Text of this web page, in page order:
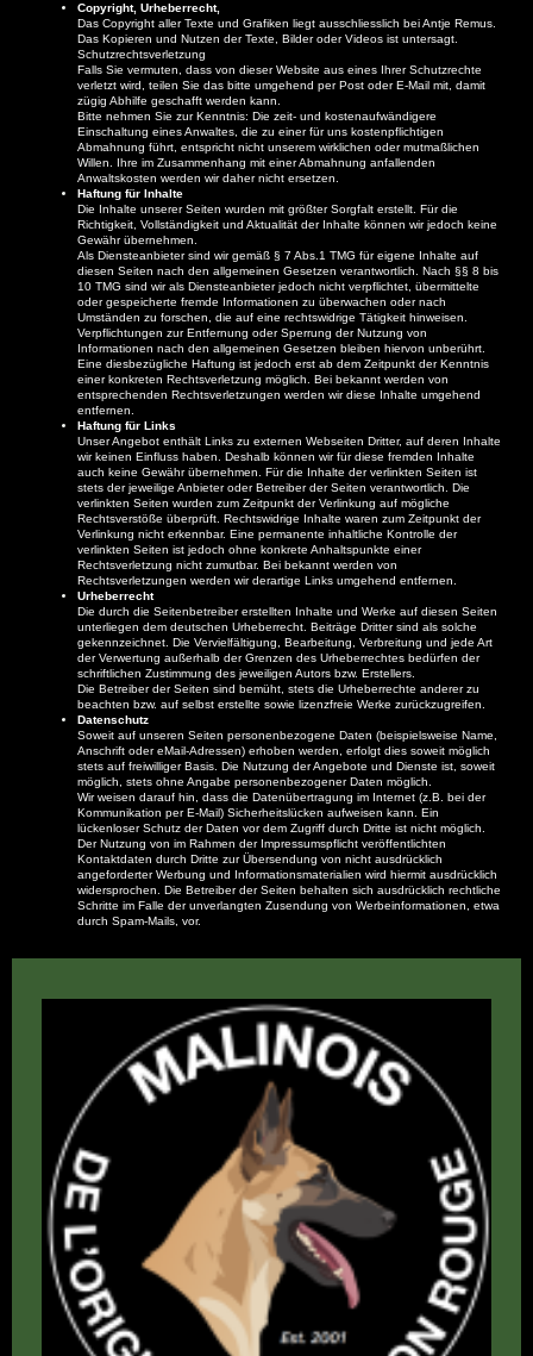
Copyright, Urheberrecht,
Das Copyright aller Texte und Grafiken liegt ausschliesslich bei Antje Remus.
Das Kopieren und Nutzen der Texte, Bilder oder Videos ist untersagt.
Schutzrechtsverletzung
Falls Sie vermuten, dass von dieser Website aus eines Ihrer Schutzrechte
verletzt wird, teilen Sie das bitte umgehend per Post oder E-Mail mit, damit
zügig Abhilfe geschafft werden kann.
Bitte nehmen Sie zur Kenntnis: Die zeit- und kostenaufwändigere
Einschaltung eines Anwaltes, die zu einer für uns kostenpflichtigen
Abmahnung führt, entspricht nicht unserem wirklichen oder mutmaßlichen
Willen. Ihre im Zusammenhang mit einer Abmahnung anfallenden
Anwaltskosten werden wir daher nicht ersetzen.
Haftung für Inhalte
Die Inhalte unserer Seiten wurden mit größter Sorgfalt erstellt. Für die
Richtigkeit, Vollständigkeit und Aktualität der Inhalte können wir jedoch keine
Gewähr übernehmen.
Als Diensteanbieter sind wir gemäß § 7 Abs.1 TMG für eigene Inhalte auf
diesen Seiten nach den allgemeinen Gesetzen verantwortlich. Nach §§ 8 bis
10 TMG sind wir als Diensteanbieter jedoch nicht verpflichtet, übermittelte
oder gespeicherte fremde Informationen zu überwachen oder nach
Umständen zu forschen, die auf eine rechtswidrige Tätigkeit hinweisen.
Verpflichtungen zur Entfernung oder Sperrung der Nutzung von
Informationen nach den allgemeinen Gesetzen bleiben hiervon unberührt.
Eine diesbezügliche Haftung ist jedoch erst ab dem Zeitpunkt der Kenntnis
einer konkreten Rechtsverletzung möglich. Bei bekannt werden von
entsprechenden Rechtsverletzungen werden wir diese Inhalte umgehend
entfernen.
Haftung für Links
Unser Angebot enthält Links zu externen Webseiten Dritter, auf deren Inhalte
wir keinen Einfluss haben. Deshalb können wir für diese fremden Inhalte
auch keine Gewähr übernehmen. Für die Inhalte der verlinkten Seiten ist
stets der jeweilige Anbieter oder Betreiber der Seiten verantwortlich. Die
verlinkten Seiten wurden zum Zeitpunkt der Verlinkung auf mögliche
Rechtsverstöße überprüft. Rechtswidrige Inhalte waren zum Zeitpunkt der
Verlinkung nicht erkennbar. Eine permanente inhaltliche Kontrolle der
verlinkten Seiten ist jedoch ohne konkrete Anhaltspunkte einer
Rechtsverletzung nicht zumutbar. Bei bekannt werden von
Rechtsverletzungen werden wir derartige Links umgehend entfernen.
Urheberrecht
Die durch die Seitenbetreiber erstellten Inhalte und Werke auf diesen Seiten
unterliegen dem deutschen Urheberrecht. Beiträge Dritter sind als solche
gekennzeichnet. Die Vervielfältigung, Bearbeitung, Verbreitung und jede Art
der Verwertung außerhalb der Grenzen des Urheberrechtes bedürfen der
schriftlichen Zustimmung des jeweiligen Autors bzw. Erstellers.
Die Betreiber der Seiten sind bemüht, stets die Urheberrechte anderer zu
beachten bzw. auf selbst erstellte sowie lizenzfreie Werke zurückzugreifen.
Datenschutz
Soweit auf unseren Seiten personenbezogene Daten (beispielsweise Name,
Anschrift oder eMail-Adressen) erhoben werden, erfolgt dies soweit möglich
stets auf freiwilliger Basis. Die Nutzung der Angebote und Dienste ist, soweit
möglich, stets ohne Angabe personenbezogener Daten möglich.
Wir weisen darauf hin, dass die Datenübertragung im Internet (z.B. bei der
Kommunikation per E-Mail) Sicherheitslücken aufweisen kann. Ein
lückenloser Schutz der Daten vor dem Zugriff durch Dritte ist nicht möglich.
Der Nutzung von im Rahmen der Impressumspflicht veröffentlichten
Kontaktdaten durch Dritte zur Übersendung von nicht ausdrücklich
angeforderter Werbung und Informationsmaterialien wird hiermit ausdrücklich
widersprochen. Die Betreiber der Seiten behalten sich ausdrücklich rechtliche
Schritte im Falle der unverlangten Zusendung von Werbeinformationen, etwa
durch Spam-Mails, vor.